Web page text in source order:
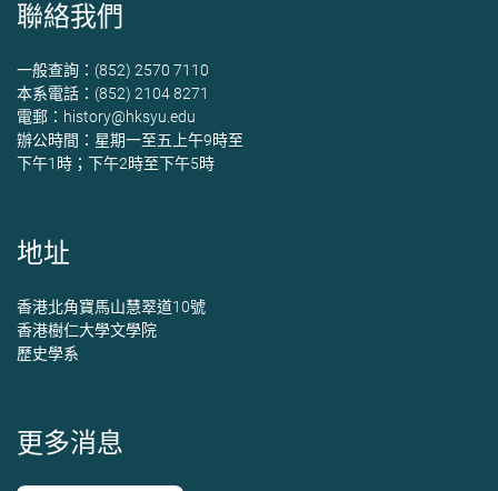
聯絡我們
一般查詢：(852) 2570 7110
本系電話：(852) 2104 8271
電郵： history@hksyu.edu
辦公時間：星期一至五上午9時至
下午1時；下午2時至下午5時
地址
香港北角寶馬山慧翠道10號
香港樹仁大學文學院
歷史學系
更多消息